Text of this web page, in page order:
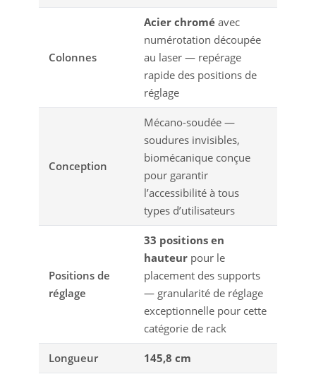
Colonnes
Acier chromé avec
numérotation découpée
au laser — repérage
rapide des positions de
réglage
Conception
Mécano-soudée —
soudures invisibles,
biomécanique conçue
pour garantir
l’accessibilité à tous
types d’utilisateurs
Positions de
réglage
33 positions en
hauteur pour le
placement des supports
— granularité de réglage
exceptionnelle pour cette
catégorie de rack
Longueur 145,8 cm